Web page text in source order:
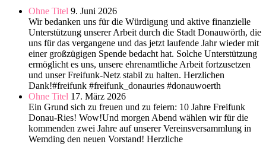
Ohne Titel 9. Juni 2026
Wir bedanken uns für die Würdigung und aktive finanzielle
Unterstützung unserer Arbeit durch die Stadt Donauwörth, die
uns für das vergangene und das jetzt laufende Jahr wieder mit
einer großzügigen Spende bedacht hat. Solche Unterstützung
ermöglicht es uns, unsere ehrenamtliche Arbeit fortzusetzen
und unser Freifunk-Netz stabil zu halten. Herzlichen
Dank!#freifunk #freifunk_donauries #donauwoerth
Ohne Titel 17. März 2026
Ein Grund sich zu freuen und zu feiern: 10 Jahre Freifunk
Donau-Ries! Wow!Und morgen Abend wählen wir für die
kommenden zwei Jahre auf unserer Vereinsversammlung in
Wemding den neuen Vorstand! Herzliche